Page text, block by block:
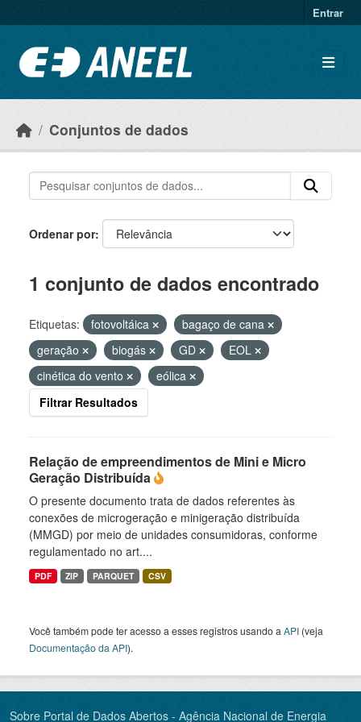
Entrar
Conjuntos de dados
Ordenar por
1 conjunto de dados encontrado
Etiquetas: fotovoltáica
bagaço de cana
geração
biogás GD
EOL
cinética do vento
eólica
Filtrar Resultados
Relação de empreendimentos de Mini e Micro
Geração Distribuída
O presente documento trata de dados referentes às
conexões de microgeração e minigeração distribuída
(MMGD) por meio de unidades consumidoras, conforme
regulamentado no art....
PDF ZIP PARQUET CSV
Você também pode ter acesso a esses registros usando a API (veja
Documentação da API).
Sobre Portal de Dados Abertos - Agência Nacional de Energia